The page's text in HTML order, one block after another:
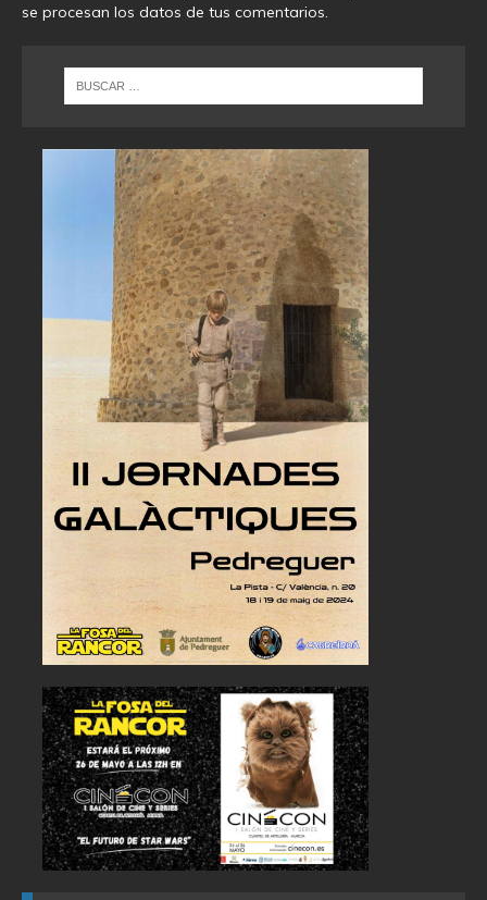
se procesan los datos de tus comentarios.